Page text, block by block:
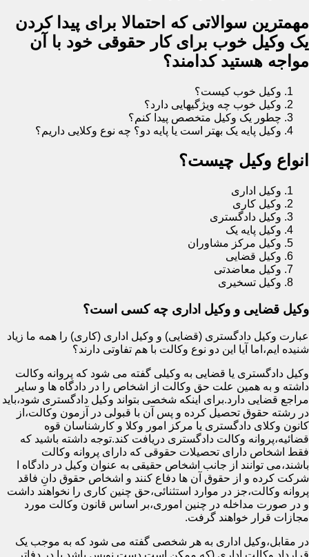
مهمترین سوالاتی که احتمالا برای پیدا کردن
یک وکیل خوب برای کار حقوقی خود با آن
مواجه هستید کدامند؟
وکیل خوب کیست؟
وکیل خوب چه ویژگیهایی دارد؟
چطور یک وکیل متخصص پیدا کنم؟
وکیل پایه یک بهتر است یا پایه دو؟ چه نوع وکلایی داریم؟
انواع وکیل چیست؟
وکیل اداری
وکیل کاری
وکیل دادگستری
وکیل پایه یک
وکیل مرکز مشاوران
وکیل قضایی
وکیل معاضدتی
وکیل تسخیری
وکیل قضایی و وکیل اداری چه کسی است؟
عبارت وکیل دادگستری (قضایی) و وکیل اداری (کاری) را همه ما زیاد
شنیده ایم،اما آیا این دو نوع وکالت با هم تفاوتی دارند؟
وکیل دادگستری یا قضایی به وکیلی گفته می شود که پروانه وکالت
داشته و به همین علت حق وکالت از اشخاص را در دادگاه ها و سایر
مراجع قضایی دارد.برای اینکه شخصی بتواند وکیل دادگستری شود،باید
در رشته حقوق تحصیل کرده و پس آن با قبولی در آزمون وکالت،از
کانون وکلای دادگستری یا مرکز امور وکلا و کارشناسان قوه
قضائیه،پروانه وکالت دادگستری دریافت کند.توجه داشته باشید که
فقط اشخاص دارای تحصیلات حقوقی که دارای پروانه وکالت
باشند،می توانند از جانب اشخاص حقیقی به عنوان وکیل در دادگاه ا
شرکت کرده و از حقوق آن ها دفاع کنند و اشخاص حقوق دانِ فاقد
پروانه وکالت،جز در موارد استثنائی،حق چنین کاری را نخواهند داشت
و در صورت مداخله در چنین اموری،بر اساس قانون وکالت مورد
مجازات قرار خواهند گرفت.
در مقابل،وکیل اداری به هر شخصی گفته می شود که به موجب یک